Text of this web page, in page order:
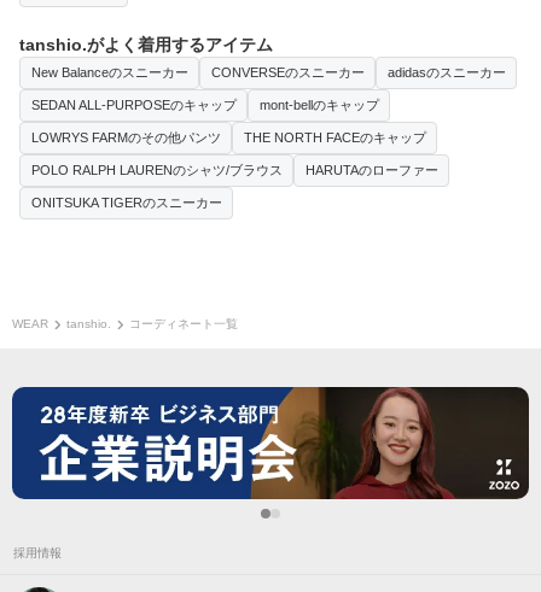
tanshio.がよく着用するアイテム
New Balanceのスニーカー CONVERSEのスニーカー adidasのスニーカー
SEDAN ALL-PURPOSEのキャップ mont-bellのキャップ
LOWRYS FARMのその他パンツ THE NORTH FACEのキャップ
POLO RALPH LAURENのシャツ/ブラウス HARUTAのローファー
ONITSUKA TIGERのスニーカー
WEAR tanshio. コーディネート一覧
採用情報